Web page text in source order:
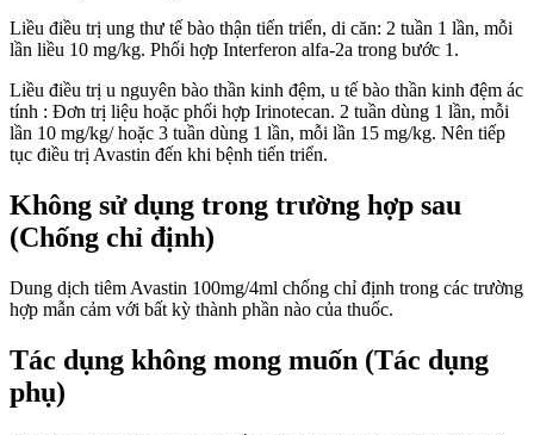
Liều điều trị ung thư tế bào thận tiến triển, di căn: 2 tuần 1 lần, mỗi
lần liều 10 mg/kg. Phối hợp Interferon alfa-2a trong bước 1.
Liều điều trị u nguyên bào thần kinh đệm, u tế bào thần kinh đệm ác
tính : Đơn trị liệu hoặc phối hợp Irinotecan. 2 tuần dùng 1 lần, mỗi
lần 10 mg/kg/ hoặc 3 tuần dùng 1 lần, mỗi lần 15 mg/kg. Nên tiếp
tục điều trị Avastin đến khi bệnh tiến triển.
Không sử dụng trong trường hợp sau
(Chống chỉ định)
Dung dịch tiêm Avastin 100mg/4ml chống chỉ định trong các trường
hợp mẫn cảm với bất kỳ thành phần nào của thuốc.
Tác dụng không mong muốn (Tác dụng
phụ)